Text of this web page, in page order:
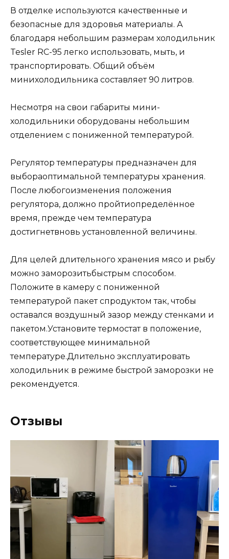
В отделке используются качественные и
безопасные для здоровья материалы. А
благодаря небольшим размерам холодильник
Tesler RC-95 легко использовать, мыть, и
транспортировать. Общий объём
минихолодильника составляет 90 литров.
Несмотря на свои габариты мини-
холодильники оборудованы небольшим
отделением с пониженной температурой.
Регулятор температуры предназначен для
выбораоптимальной температуры хранения.
После любогоизменения положения
регулятора, должно пройтиопределённое
время, прежде чем температура
достигнетвновь установленной величины.
Для целей длительного хранения мясо и рыбу
можно заморозитьбыстрым способом.
Положите в камеру с пониженной
температурой пакет спродуктом так, чтобы
оставался воздушный зазор между стенками и
пакетом.Установите термостат в положение,
соответствующее минимальной
температуре.Длительно эксплуатировать
холодильник в режиме быстрой заморозки не
рекомендуется.
Отзывы